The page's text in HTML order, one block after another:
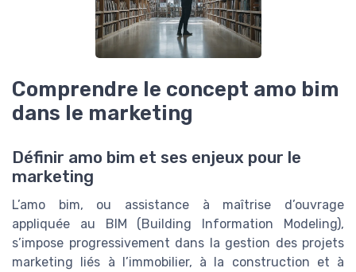
Comprendre le concept amo bim
dans le marketing
Définir amo bim et ses enjeux pour le
marketing
L’amo bim, ou assistance à maîtrise d’ouvrage
appliquée au BIM (Building Information Modeling),
s’impose progressivement dans la gestion des projets
marketing liés à l’immobilier, à la construction et à